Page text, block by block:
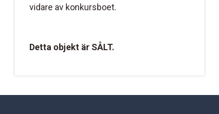
vidare av konkursboet.
Detta objekt är SÅLT.